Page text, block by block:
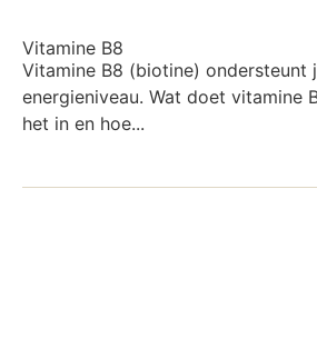
Vitamine B8
Vitamine B8 (biotine) ondersteunt
energieniveau. Wat doet vitamine
het in en hoe...